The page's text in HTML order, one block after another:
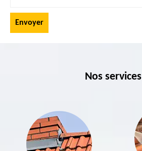
Nos services